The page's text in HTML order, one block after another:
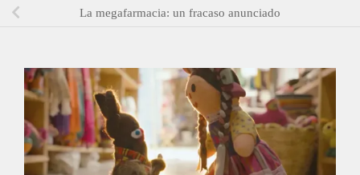
La megafarmacia: un fracaso anunciado